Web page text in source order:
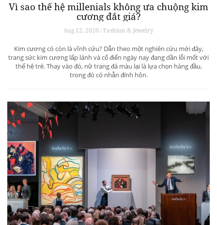
Vì sao thế hệ millenials không ưa chuộng kim
cương đắt giá?
Aug 12, 2020 / Fashion & Jewelry
Kim cương có còn là vĩnh cửu? Dẫn theo một nghiên cứu mới đây,
trang sức kim cương lấp lánh và cổ điển ngày nay đang dần lỗi mốt với
thế hệ trẻ. Thay vào đó, nữ trang đá màu lại là lựa chọn hàng đầu,
trong đó có nhẫn đính hôn.